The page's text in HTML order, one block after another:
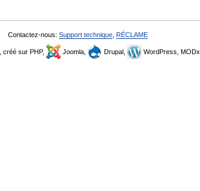
Contactez-nous: Support technique RÉCLAME
, créé sur PHP, Joomla, Drupal, WordPress, MODx.